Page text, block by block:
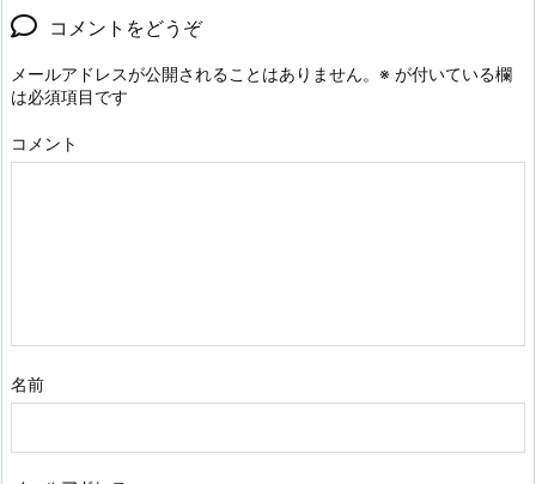
コメントをどうぞ
メールアドレスが公開されることはありません。 ※ が付いている欄
は必須項目です
コメント
名前